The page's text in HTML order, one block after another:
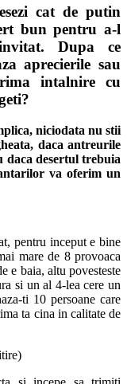
cat de putin
bun pentru a-l
Dupa ce
aprecierile sau
intalnire cu
niciodata nu stii
daca antreurile
daca desertul trebuia
va oferim un
pentru inceput e bine
mare de 8 provoaca
e baia, altu povesteste
si un al 4-lea cere un
ti 10 persoane care
ta cina in calitate de